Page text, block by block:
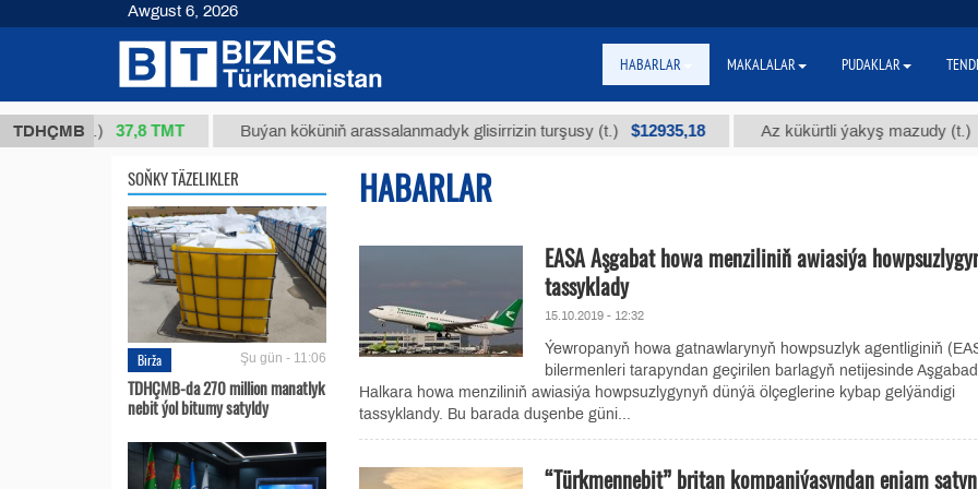
TDHÇMB
1 (kg.) 37,8 ТМТ Buýan köküniň arassalanmadyk glisirrizin turşusy (t.) $12935,18 Az kükürtli ýakyş mazudy (t.) $300
SOŇKY TÄZELIKLER
Birža Şu gün - 11:06
TDHÇMB-da 270 million manatlyk
nebit ýol bitumy satyldy
HABARLAR
EASA Aşgabat howa menziliniň awiasiýa
tassyklady
15.10.2019 - 12:32
Ýewropanyň howa gatnawlarynyň howpsuzlyk agentliginiň
bilermenleri tarapyndan geçirilen barlagyň netijesinde
Halkara howa menziliniň awiasiýa howpsuzlygynyň dünýä ölçeglerine kybap gelýändigi
tassyklandy. Bu barada duşenbe güni...
“Türkmennebit” britan kompaniýasyndan enjam
Awgust 6, 2026
HABARLAR MAKALALAR PUDAKLAR